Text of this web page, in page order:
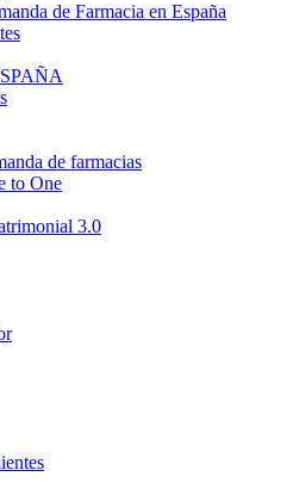
de Farmacia en España
de farmacias
to One
3.0